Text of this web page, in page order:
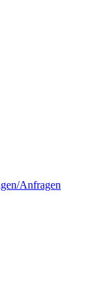
Anfragen